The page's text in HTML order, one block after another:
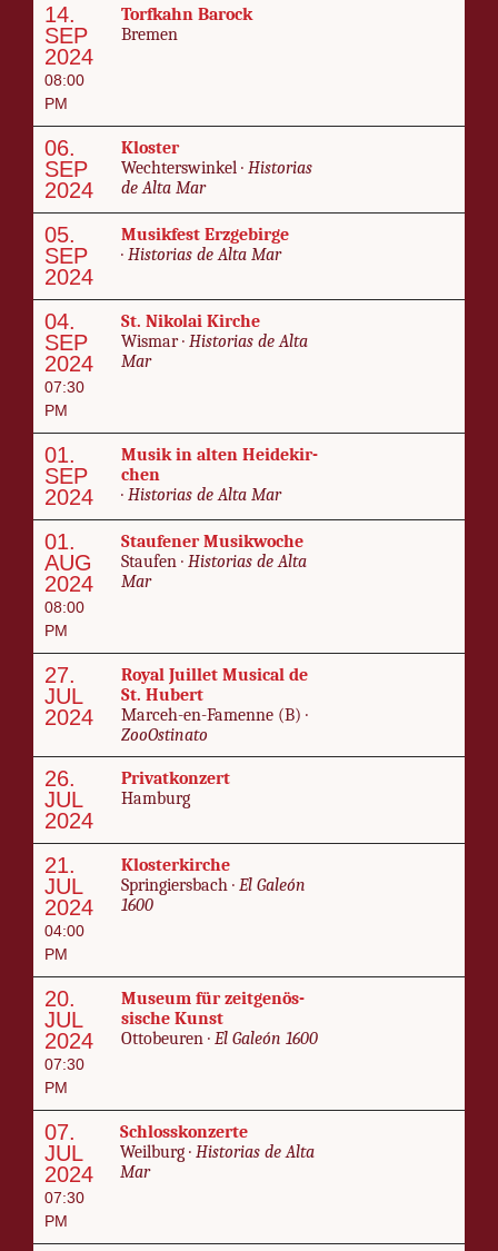
14.
SEP
2024
08:00
PM
Tor­fkahn Barock
Bre­men
06.
SEP
2024
Kloster
Wech­ters­win­kel · His­to­rias
de Al­ta Mar
05.
SEP
2024
Musik­fest Erzge­birge
· His­to­rias de Al­ta Mar
04.
SEP
2024
07:30
PM
St. Niko­lai Kirche
Wis­mar · His­to­rias de Al­ta
Mar
01.
SEP
2024
Musik in al­ten Hei­de­kir­
chen
· His­to­rias de Al­ta Mar
01.
AUG
2024
08:00
PM
Stau­fener Musik­woche
Staufen · His­to­rias de Al­ta
Mar
27.
JUL
2024
Roy­al Juil­let Mu­si­cal de
St. Hu­bert
Marceh-en-Fa­menne (B) ·
ZooOst­i­na­to
26.
JUL
2024
Privat­konzert
Ham­burg
21.
JUL
2024
04:00
PM
Klo­ster­kirche
Sprin­giers­bach · El Galeón
1600
20.
JUL
2024
07:30
PM
Mu­se­um für zeit­genös­
sische Kun­st
Otto­beuren · El Galeón 1600
07.
JUL
2024
07:30
PM
Schloss­kon­zer­te
Weil­burg · His­to­rias de Al­ta
Mar